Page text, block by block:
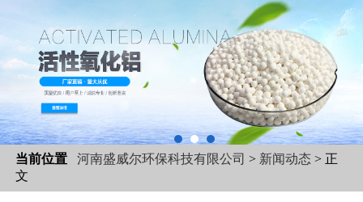
当前位置 河南盛威尔环保科技有限公司 > 新闻动态 > 正
文